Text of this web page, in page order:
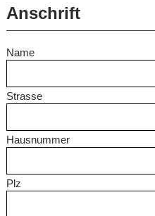
Anschrift
Name
Strasse
Hausnummer
Plz